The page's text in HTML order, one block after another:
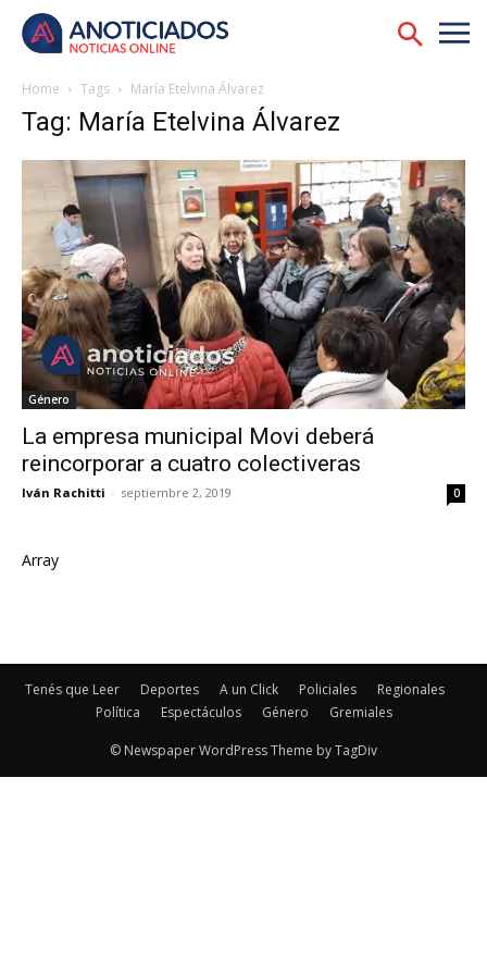
Home Tags María Etelvina Álvarez
Tag: María Etelvina Álvarez
Género
La empresa municipal Movi deberá
reincorporar a cuatro colectiveras
Iván Rachitti - septiembre 2, 2019 0
Array
Tenés que Leer Deportes A un Click Policiales
Regionales
Política
Espectáculos Género Gremiales
© Newspaper WordPress Theme by TagDiv